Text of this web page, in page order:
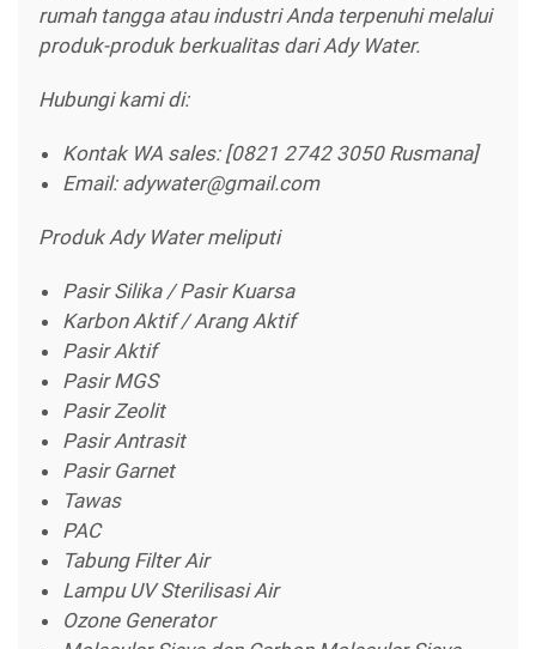
rumah tangga atau industri Anda terpenuhi melalui
produk-produk berkualitas dari Ady Water.
Hubungi kami di:
Kontak WA sales: [0821 2742 3050 Rusmana]
Email: adywater@gmail.com
Produk Ady Water meliputi
Pasir Silika / Pasir Kuarsa
Karbon Aktif / Arang Aktif
Pasir Aktif
Pasir MGS
Pasir Zeolit
Pasir Antrasit
Pasir Garnet
Tawas
PAC
Tabung Filter Air
Lampu UV Sterilisasi Air
Ozone Generator